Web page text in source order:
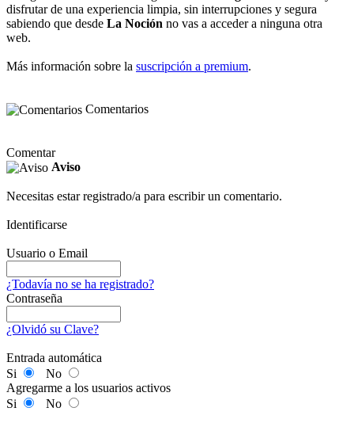
disfrutar de una experiencia limpia, sin interrupciones y segura
sabiendo que desde La Noción no vas a acceder a ninguna otra
web.
Más información sobre la suscripción a premium.
Comentarios
Comentar
Aviso
Necesitas estar registrado/a para escribir un comentario.
Identificarse
Usuario o Email
¿Todavía no se ha registrado?
Contraseña
¿Olvidó su Clave?
Entrada automática
Si
No
Agregarme a los usuarios activos
Si
No